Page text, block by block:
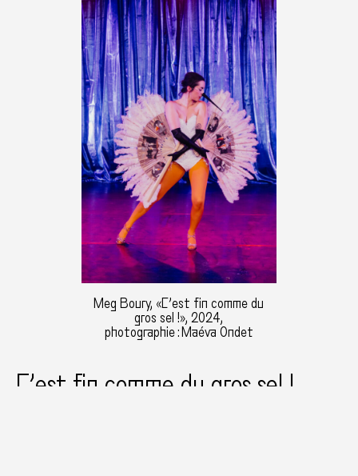
Meg Boury, «C’est fin comme du
gros sel !», 2024,
photographie : Maéva Ondet
C’est fin comme du gros sel !,